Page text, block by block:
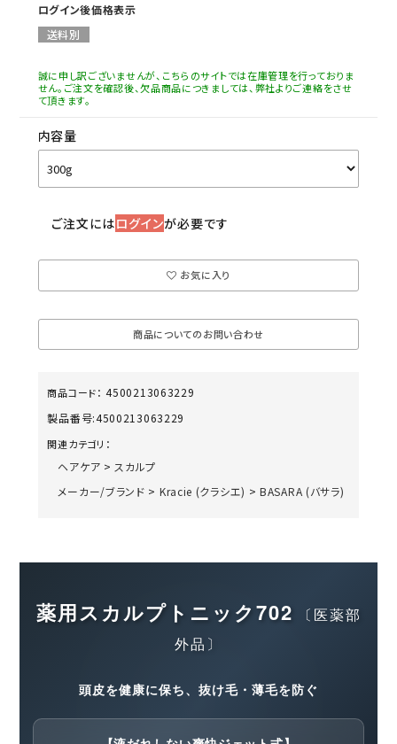
ログイン後価格表示
送料別
誠に申し訳ございませんが、こちらのサイトでは在庫管理を行っておりま
せん。ご注文を確認後、欠品商品につきましては、弊社よりご連絡をさせ
て頂きます。
内容量
ご注文にはログインが必要です
お気に入り
商品についてのお問い合わせ
商品コード： 4500213063229
製品番号:4500213063229
関連カテゴリ：
ヘアケア > スカルプ
メーカー/ブランド > Kracie (クラシエ) >BASARA (バサラ)
薬用スカルプトニック702
〔医薬部
外品〕
頭皮を健康に保ち、抜け毛・薄毛を防ぐ